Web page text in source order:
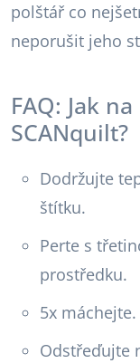
polštář co
neporušit jeho
FAQ: Jak
SCANquilt?
Dodržujte
štítku.
Perte s
prostředku.
5x máchejte.
Odstřeďujte